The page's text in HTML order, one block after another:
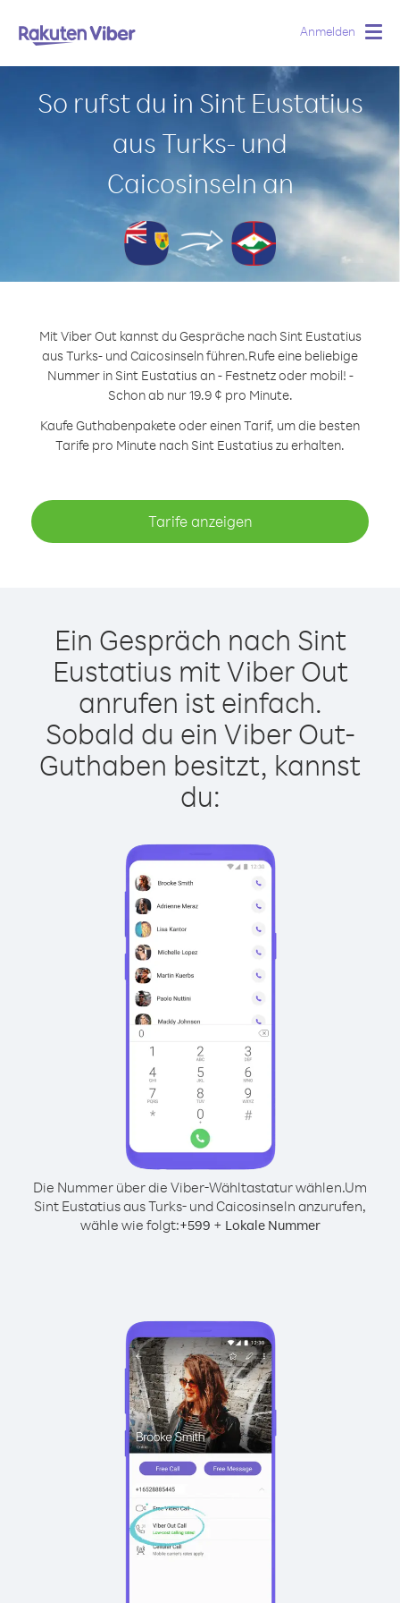
Anmelden
So rufst du in Sint Eustatius
aus Turks- und
Caicosinseln an
Mit Viber Out kannst du Gespräche nach Sint Eustatius
aus Turks- und Caicosinseln führen.Rufe eine beliebige
Nummer in Sint Eustatius an - Festnetz oder mobil! -
Schon ab nur 19.9 ¢ pro Minute.
Kaufe Guthabenpakete oder einen Tarif, um die besten
Tarife pro Minute nach Sint Eustatius zu erhalten.
Tarife anzeigen
Ein Gespräch nach Sint
Eustatius mit Viber Out
anrufen ist einfach.
Sobald du ein Viber Out-
Guthaben besitzt, kannst
du:
Die Nummer über die Viber-Wähltastatur wählen.Um
Sint Eustatius aus Turks- und Caicosinseln anzurufen,
wähle wie folgt:+599 + Lokale Nummer